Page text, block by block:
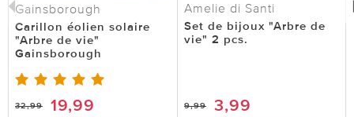
Gainsborough
Carillon éolien solaire
"Arbre de vie"
Gainsborough
32,99 19,99
Amelie di Santi
Set de bijoux "Arbre de
vie" 2 pcs.
9,99 3,99